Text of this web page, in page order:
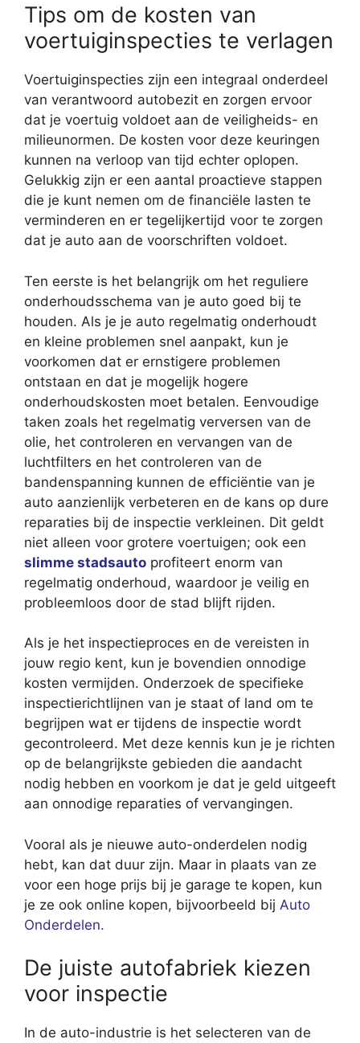
Tips om de kosten van
voertuiginspecties te verlagen
Voertuiginspecties zijn een integraal onderdeel
van verantwoord autobezit en zorgen ervoor
dat je voertuig voldoet aan de veiligheids- en
milieunormen. De kosten voor deze keuringen
kunnen na verloop van tijd echter oplopen.
Gelukkig zijn er een aantal proactieve stappen
die je kunt nemen om de financiële lasten te
verminderen en er tegelijkertijd voor te zorgen
dat je auto aan de voorschriften voldoet.
Ten eerste is het belangrijk om het reguliere
onderhoudsschema van je auto goed bij te
houden. Als je je auto regelmatig onderhoudt
en kleine problemen snel aanpakt, kun je
voorkomen dat er ernstigere problemen
ontstaan en dat je mogelijk hogere
onderhoudskosten moet betalen. Eenvoudige
taken zoals het regelmatig verversen van de
olie, het controleren en vervangen van de
luchtfilters en het controleren van de
bandenspanning kunnen de efficiëntie van je
auto aanzienlijk verbeteren en de kans op dure
reparaties bij de inspectie verkleinen. Dit geldt
niet alleen voor grotere voertuigen; ook een
slimme stadsauto profiteert enorm van
regelmatig onderhoud, waardoor je veilig en
probleemloos door de stad blijft rijden.
Als je het inspectieproces en de vereisten in
jouw regio kent, kun je bovendien onnodige
kosten vermijden. Onderzoek de specifieke
inspectierichtlijnen van je staat of land om te
begrijpen wat er tijdens de inspectie wordt
gecontroleerd. Met deze kennis kun je je richten
op de belangrijkste gebieden die aandacht
nodig hebben en voorkom je dat je geld uitgeeft
aan onnodige reparaties of vervangingen.
Vooral als je nieuwe auto-onderdelen nodig
hebt, kan dat duur zijn. Maar in plaats van ze
voor een hoge prijs bij je garage te kopen, kun
je ze ook online kopen, bijvoorbeeld bij Auto
Onderdelen.
De juiste autofabriek kiezen
voor inspectie
In de auto-industrie is het selecteren van de